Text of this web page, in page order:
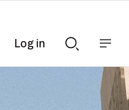
Searchnav
bar
Log in